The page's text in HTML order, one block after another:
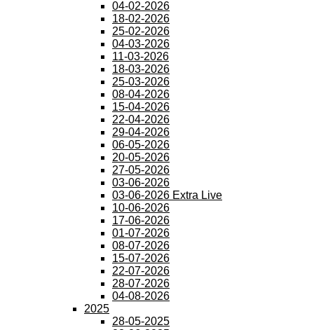
04-02-2026
18-02-2026
25-02-2026
04-03-2026
11-03-2026
18-03-2026
25-03-2026
08-04-2026
15-04-2026
22-04-2026
29-04-2026
06-05-2026
20-05-2026
27-05-2026
03-06-2026
03-06-2026 Extra Live
10-06-2026
17-06-2026
01-07-2026
08-07-2026
15-07-2026
22-07-2026
28-07-2026
04-08-2026
2025
28-05-2025